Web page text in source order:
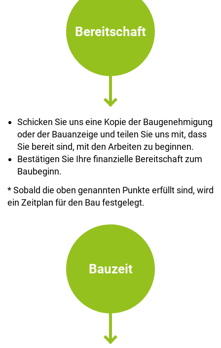
Bereitschaft
Schicken Sie uns eine Kopie der Baugenehmigung
oder der Bauanzeige und teilen Sie uns mit, dass
Sie bereit sind, mit den Arbeiten zu beginnen.
Bestätigen Sie Ihre finanzielle Bereitschaft zum
Baubeginn.
* Sobald die oben genannten Punkte erfüllt sind, wird
ein Zeitplan für den Bau festgelegt.
Bauzeit